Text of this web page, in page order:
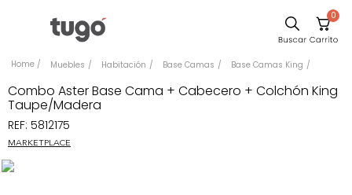
0
Muebles Habitación Base Camas Base Camas King
Combo Aster Base Cama + Cabecero + Colchón King
Taupe/Madera
REF: 5812175
MARKETPLACE
Comedor
Silla
Escritorio